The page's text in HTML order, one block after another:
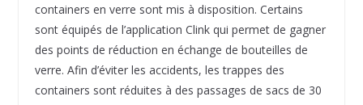
containers en verre sont mis à disposition. Certains
sont équipés de l’application Clink qui permet de gagner
des points de réduction en échange de bouteilles de
verre. Afin d’éviter les accidents, les trappes des
containers sont réduites à des passages de sacs de 30